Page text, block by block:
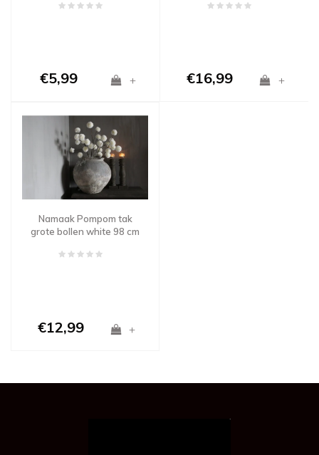
€5,99 + €16,99 +
Namaak Pompom tak
grote bollen white 98 cm
€12,99 +